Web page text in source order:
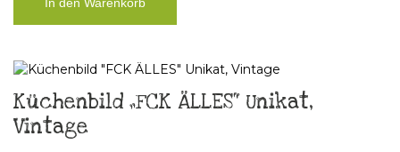
Küchenbild „FCK ÄLLES“ Unikat,
Vintage